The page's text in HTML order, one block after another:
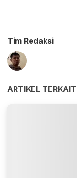
Tim Redaksi
ARTIKEL TERKAIT